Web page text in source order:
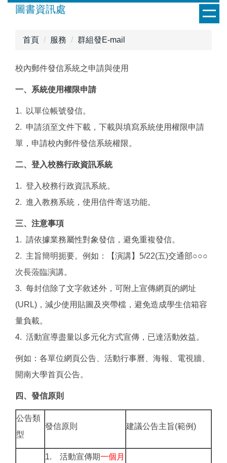
圖書資訊處
首頁 服務 群組發E-mail
校內郵件發信系統之申請與使用
一、系統使用權限申請
1. 以單位帳號發信。
2. 申請須至文件下載，下載與填寫系統使用權限申請
單，申請校內郵件發信系統權限。
二、登入校務行政資訊系統
1. 登入校務行政資訊系統。
2. 進入教務系統，使用信件寄送功能。
三、注意事項
1. 請依據業務屬性對象發信，避免重複發信。
2. 主旨簡明扼要。例如：【演講】5/22(五)交通部○○○
次長蒞臨演講。
3. 每封信除了文字敘述外，可附上宣傳網頁的網址
(URL)，減少使用貼圖及夾帶檔，避免造成學生信箱容
量負載。
4. 活動宣導盡量以多元化方式宣傳，已達活動效益。
例如：各單位網頁公告、活動行事曆、海報、電視牆、
開南大學首頁公告。
四、發信原則
公告類
型
發信原則 建議公告主旨(範例)
1. 活動宣傳期一個月